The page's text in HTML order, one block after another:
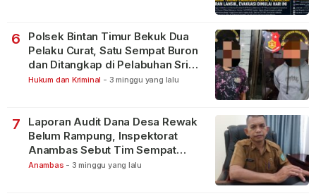
6
Polsek Bintan Timur Bekuk Dua
Pelaku Curat, Satu Sempat Buron
dan Ditangkap di Pelabuhan Sri
Bintan Pura
Hukum dan Kriminal - 3 minggu yang lalu
7
Laporan Audit Dana Desa Rewak
Belum Rampung, Inspektorat
Anambas Sebut Tim Sempat
Terbagi Tangani Kasus Lain
Anambas - 3 minggu yang lalu